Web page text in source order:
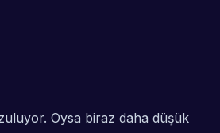
Oysa biraz daha düşük